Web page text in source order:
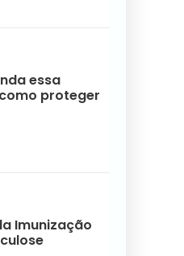
essa
proteger
Imunização